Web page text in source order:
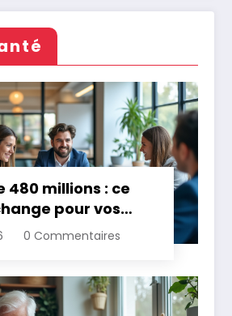
480 millions : ce
pour vos
0 Commentaires